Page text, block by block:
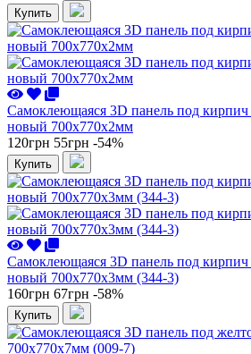
Купить
Самоклеющаяся 3D панель под
новый 700x770x2мм
120грн 55грн -54%
Купить
Самоклеющаяся 3D панель под
новый 700x770x3мм (344-3)
160грн 67грн -58%
Купить